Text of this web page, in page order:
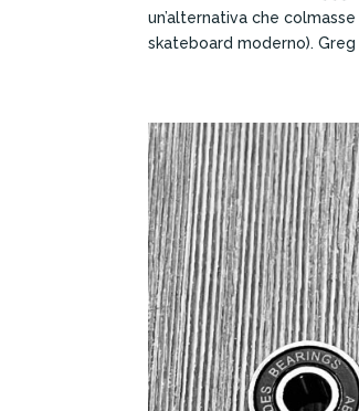
un’alternativa che
skateboard moderno). Greg